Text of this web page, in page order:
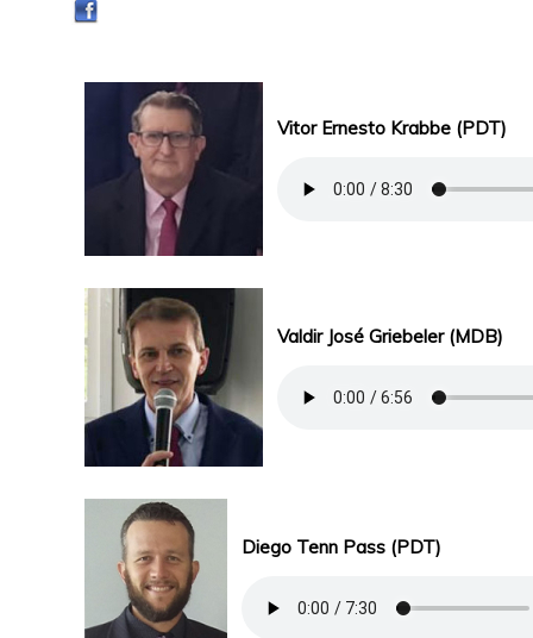
Vitor Ernesto Krabbe (PDT)
Valdir José Griebeler (MDB)
Diego Tenn Pass (PDT)